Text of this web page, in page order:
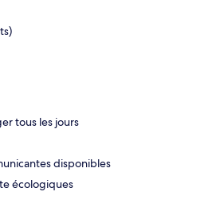
tous les jours
disponibles
écologiques